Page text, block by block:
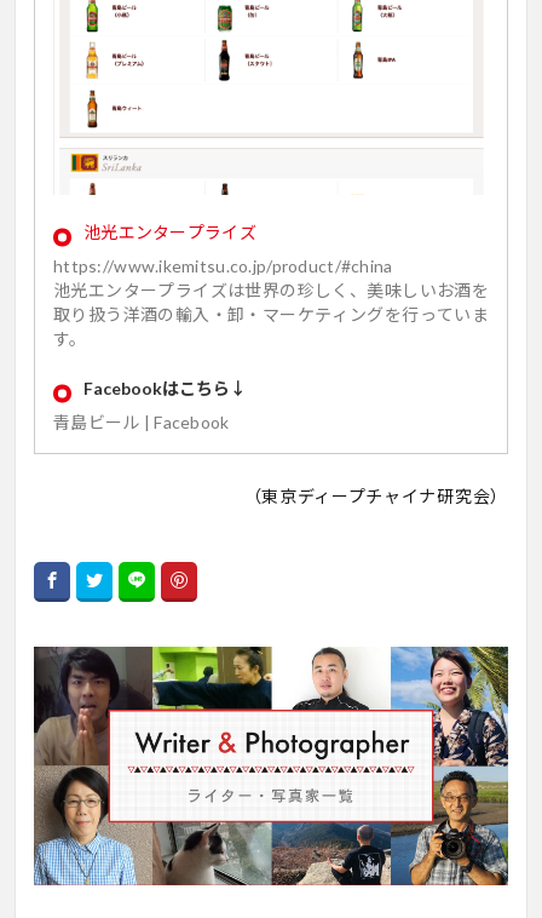
池光エンタープライズ
https://www.ikemitsu.co.jp/product/#china
池光エンタープライズは世界の珍しく、美味しいお酒を
取り扱う洋酒の輸入・卸・マーケティングを行っていま
す。
Facebookはこちら↓
青島ビール | Facebook
（東京ディープチャイナ研究会）